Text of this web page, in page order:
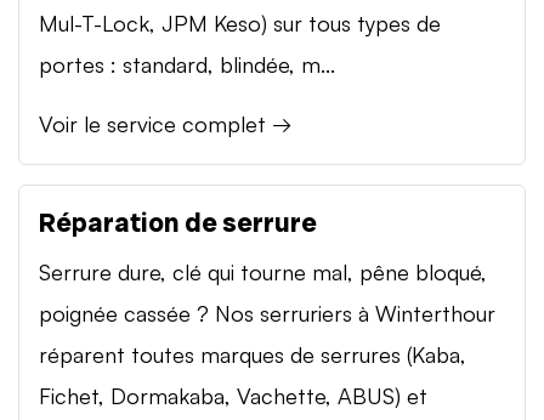
Mul-T-Lock, JPM Keso) sur tous types de
portes : standard, blindée, m...
Voir le service complet →
Réparation de serrure
Serrure dure, clé qui tourne mal, pêne bloqué,
poignée cassée ? Nos serruriers à Winterthour
réparent toutes marques de serrures (Kaba,
Fichet, Dormakaba, Vachette, ABUS) et